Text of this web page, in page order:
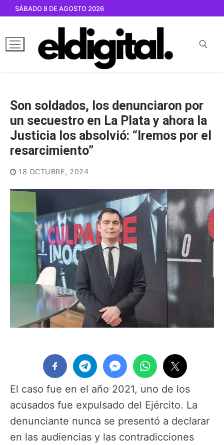
contenido
SÁBADO 8 DE AGOSTO 2026
Son soldados, los denunciaron por
un secuestro en La Plata y ahora la
Justicia los absolvió: “Iremos por el
resarcimiento”
18 OCTUBRE, 2024
El caso fue en el año 2021, uno de los
acusados fue expulsado del Ejército. La
denunciante nunca se presentó a declarar
en las audiencias y las contradicciones